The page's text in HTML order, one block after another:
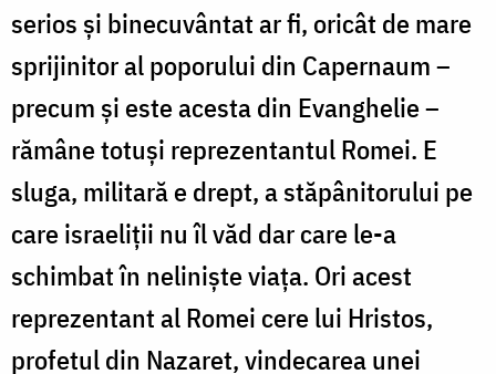
serios și binecuvântat ar fi, oricât de mare
sprijinitor al poporului din Capernaum –
precum și este acesta din Evanghelie –
rămâne totuși reprezentantul Romei. E
sluga, militară e drept, a stăpânitorului pe
care israeliții nu îl văd dar care le-a
schimbat în neliniște viața. Ori acest
reprezentant al Romei cere lui Hristos,
profetul din Nazaret, vindecarea unei